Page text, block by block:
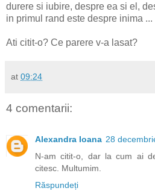
durere si iubire, despre ea si el,
in primul rand este despre inima ...
Ati citit-o? Ce parere v-a lasat?
at 09:24
4 comentarii:
Alexandra Ioana 28
N-am citit-o, dar la cum ai
citesc. Multumim.
Răspundeți